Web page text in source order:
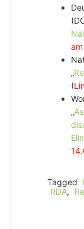
„
(
„
Tagged
RDA,